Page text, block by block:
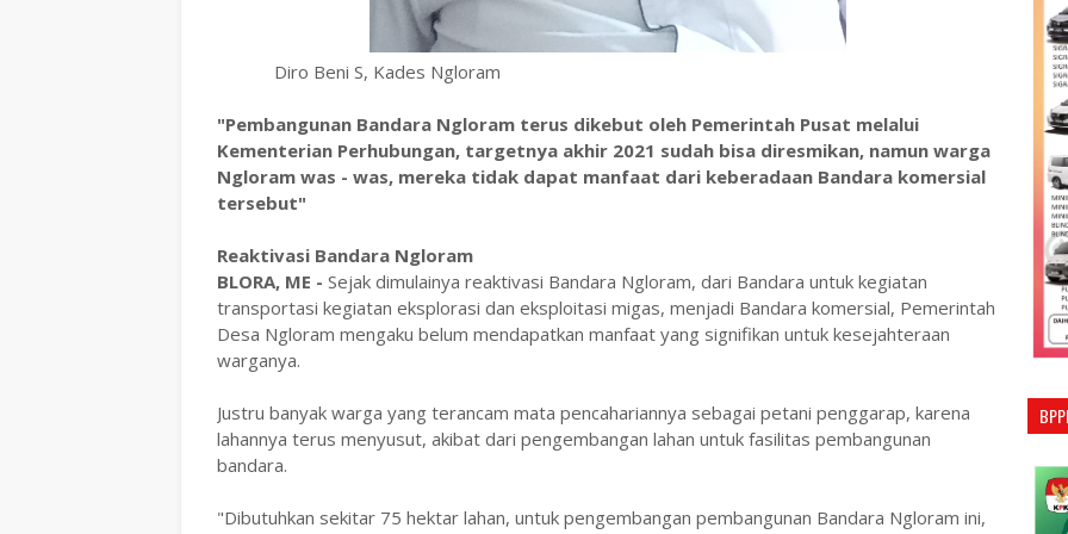
Diro Beni S, Kades Ngloram
"Pembangunan Bandara Ngloram terus dikebut oleh Pemerintah Pusat melalui
Kementerian Perhubungan, targetnya akhir 2021 sudah bisa diresmikan, namun warga
Ngloram was - was, mereka tidak dapat manfaat dari keberadaan Bandara komersial
tersebut"
Reaktivasi Bandara Ngloram
BLORA, ME - Sejak dimulainya reaktivasi Bandara Ngloram, dari Bandara untuk kegiatan
transportasi kegiatan eksplorasi dan eksploitasi migas, menjadi Bandara komersial, Pemerintah
Desa Ngloram mengaku belum mendapatkan manfaat yang signifikan untuk kesejahteraan
warganya.
Justru banyak warga yang terancam mata pencahariannya sebagai petani penggarap, karena
lahannya terus menyusut, akibat dari pengembangan lahan untuk fasilitas pembangunan
bandara.
"Dibutuhkan sekitar 75 hektar lahan, untuk pengembangan pembangunan Bandara Ngloram ini,